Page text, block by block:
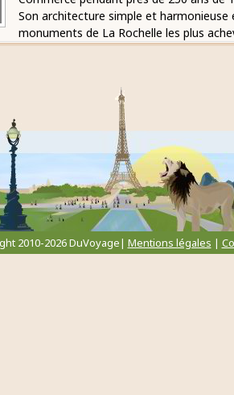
Son architecture simple et harmonieuse
monuments de La Rochelle les plus
2010-2026 DuVoyage| Mentions légales |